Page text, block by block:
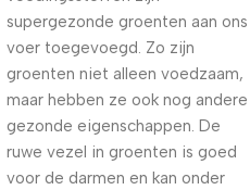
supergezonde groenten aan ons
voer toegevoegd. Zo zijn
groenten niet alleen voedzaam,
maar hebben ze ook nog andere
gezonde eigenschappen. De
ruwe vezel in groenten is goed
voor de darmen en kan onder